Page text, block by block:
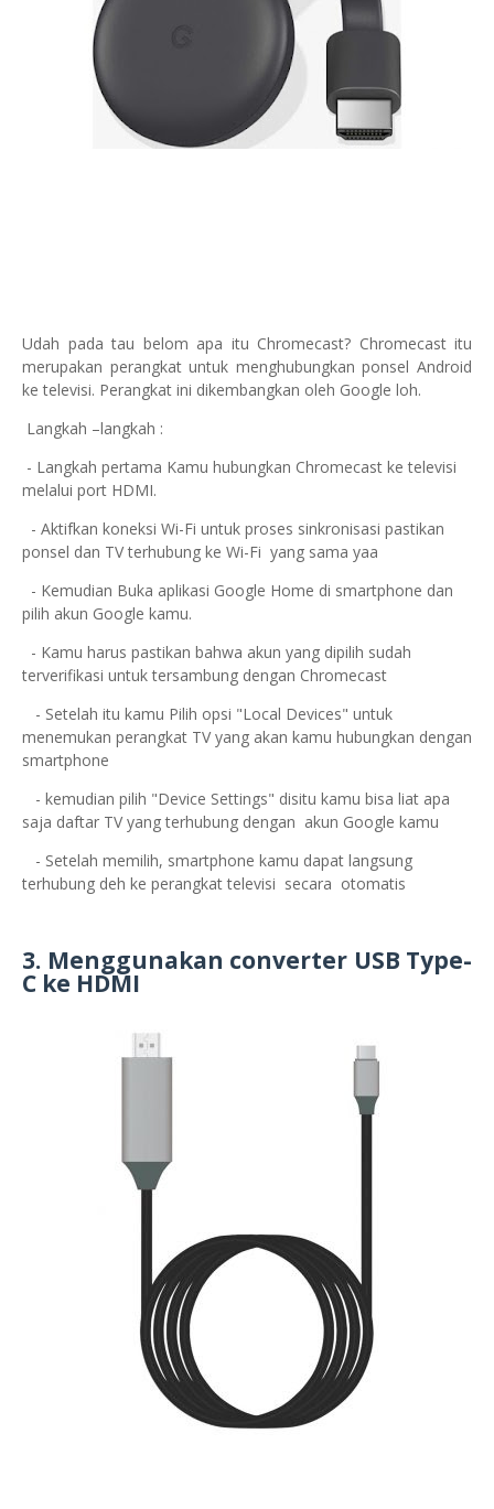
Udah pada tau belom apa itu Chromecast? Chromecast itu
merupakan perangkat untuk menghubungkan ponsel Android
ke televisi. Perangkat ini dikembangkan oleh Google loh.
Langkah –langkah :
- Langkah pertama Kamu hubungkan Chromecast ke televisi
melalui port HDMI.
- Aktifkan koneksi Wi-Fi untuk proses sinkronisasi pastikan
ponsel dan TV terhubung ke Wi-Fi yang sama yaa
- Kemudian Buka aplikasi Google Home di smartphone dan
pilih akun Google kamu.
- Kamu harus pastikan bahwa akun yang dipilih sudah
terverifikasi untuk tersambung dengan Chromecast
- Setelah itu kamu Pilih opsi "Local Devices" untuk
menemukan perangkat TV yang akan kamu hubungkan dengan
smartphone
- kemudian pilih "Device Settings" disitu kamu bisa liat apa
saja daftar TV yang terhubung dengan akun Google kamu
- Setelah memilih, smartphone kamu dapat langsung
terhubung deh ke perangkat televisi secara otomatis
3. Menggunakan converter USB Type-
C ke HDMI